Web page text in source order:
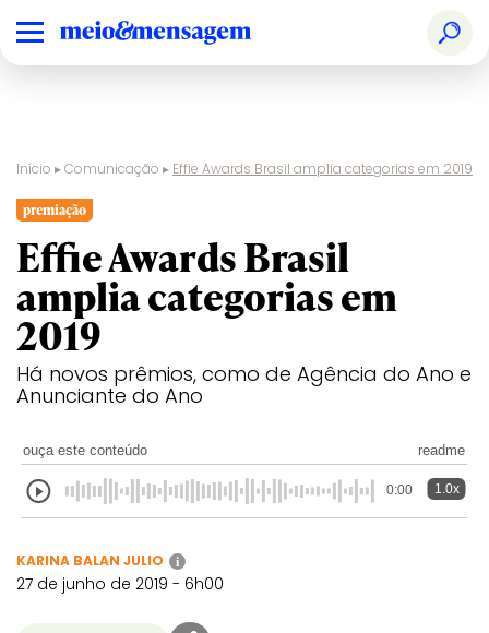
Início ▸Comunicação ▸ Effie Awards Brasil amplia categorias em 2019
premiação
Effie Awards Brasil
amplia categorias em
2019
Há novos prêmios, como de Agência do Ano e
Anunciante do Ano
ouça este conteúdo readme
0:00 1.0x
KARINA BALAN JULIO i
27 de junho de 2019 - 6h00